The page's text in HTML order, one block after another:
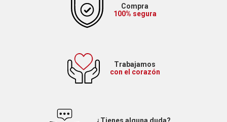
Compra
100% segura
Trabajamos
con el corazón
¿Tienes alguna duda?